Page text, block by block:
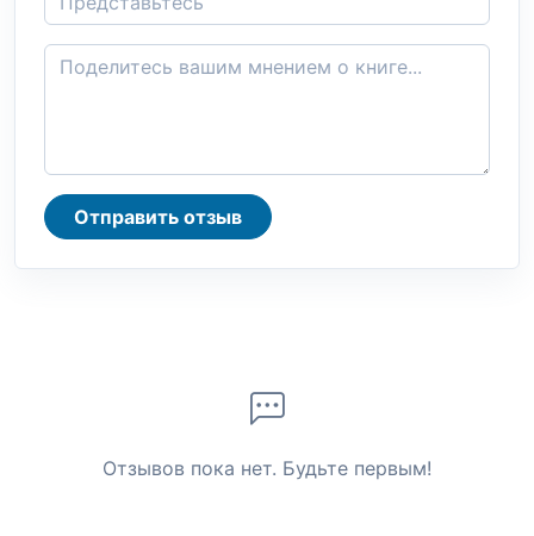
Отправить отзыв
Отзывов пока нет. Будьте первым!